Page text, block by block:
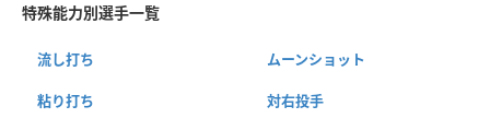
特殊能力別選手一覧
流し打ち ムーンショット
粘り打ち 対右投手